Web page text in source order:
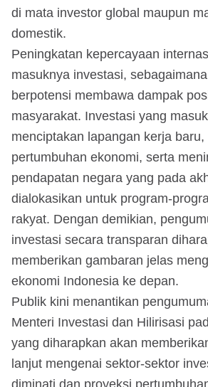
di mata investor global maupun
domestik.
Peningkatan kepercayaan
masuknya investasi,
berpotensi membawa dampak
masyarakat. Investasi yang
menciptakan lapangan kerja baru,
pertumbuhan ekonomi, serta
pendapatan negara yang pada
dialokasikan untuk program-
rakyat. Dengan demikian,
investasi secara transparan
memberikan gambaran jelas
ekonomi Indonesia ke depan.
Publik kini menantikan
Menteri Investasi dan Hilirisasi
yang diharapkan akan
lanjut mengenai sektor-sektor
diminati dan proyeksi